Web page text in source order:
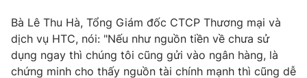
VTV Money VTV Thể thao
VTV Sức khoẻ Bất động sản
Bà Lê Thu Hà, Tổng Giám đốc CTCP Thương mại và
dịch vụ HTC, nói: "Nếu như nguồn tiền về chưa sử
dụng ngay thì chúng tôi cũng gửi vào ngân hàng, là
chứng minh cho thấy nguồn tài chính mạnh thì cũng dễ